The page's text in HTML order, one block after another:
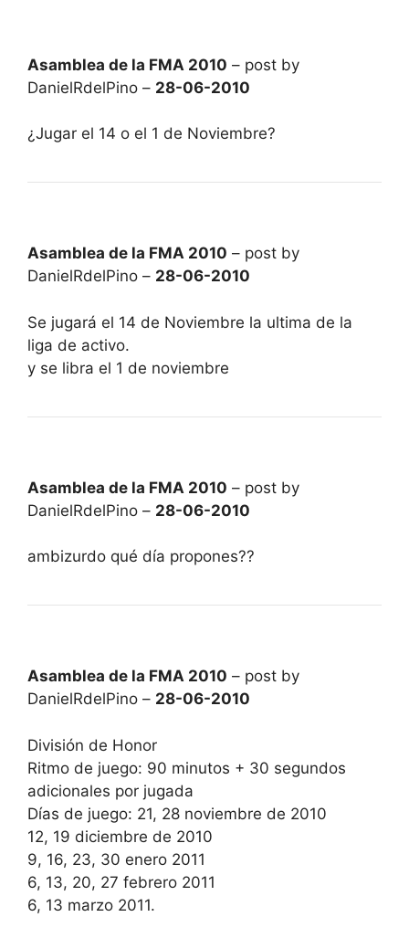
Asamblea de la FMA 2010 – post by
DanielRdelPino – 28-06-2010
¿Jugar el 14 o el 1 de Noviembre?
Asamblea de la FMA 2010 – post by
DanielRdelPino – 28-06-2010
Se jugará el 14 de Noviembre la ultima de la
liga de activo.
y se libra el 1 de noviembre
Asamblea de la FMA 2010 – post by
DanielRdelPino – 28-06-2010
ambizurdo qué día propones??
Asamblea de la FMA 2010 – post by
DanielRdelPino – 28-06-2010
División de Honor
Ritmo de juego: 90 minutos + 30 segundos
adicionales por jugada
Días de juego: 21, 28 noviembre de 2010
12, 19 diciembre de 2010
9, 16, 23, 30 enero 2011
6, 13, 20, 27 febrero 2011
6, 13 marzo 2011.